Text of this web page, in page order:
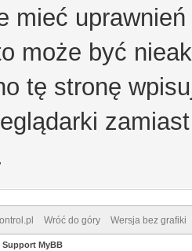
mieć
może być
tę stronę
Wróć do góry Wersja bez grafiki
Support MyBB